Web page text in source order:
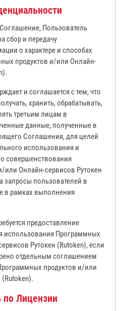
Пользователь
сбор и передачу
о характере и способах
продуктов и/или Онлайн-
и соглашается с тем, что
хранить, обрабатывать,
третьим лицам в
данные, полученные в
Соглашения, для целей
использования и
совершенствования
или Онлайн-сервисов Рутокен
запросы пользователей в
в рамках выполнения
предоставление
использования Программных
Рутокен (Rutoken), если
отдельным соглашением
продуктов и/или
по Лицензии